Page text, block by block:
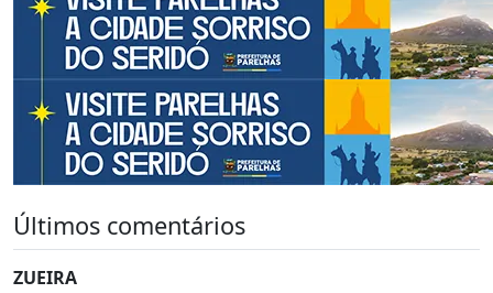
Últimos comentários
ZUEIRA